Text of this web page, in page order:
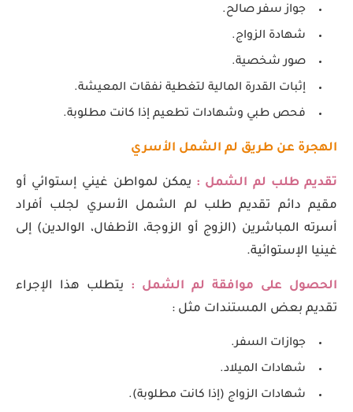
جواز سفر صالح.
شهادة الزواج.
صور شخصية.
إثبات القدرة المالية لتغطية نفقات المعيشة.
فحص طبي وشهادات تطعيم إذا كانت مطلوبة.
الهجرة عن طريق لم الشمل الأسري
تقديم طلب لم الشمل : يمكن لمواطن غيني إستوائي أو
مقيم دائم تقديم طلب لم الشمل الأسري لجلب أفراد
أسرته المباشرين (الزوج أو الزوجة، الأطفال، الوالدين) إلى
غينيا الإستوائية.
الحصول على موافقة لم الشمل :
يتطلب هذا الإجراء
تقديم بعض المستندات مثل :
جوازات السفر.
شهادات الميلاد.
شهادات الزواج (إذا كانت مطلوبة).